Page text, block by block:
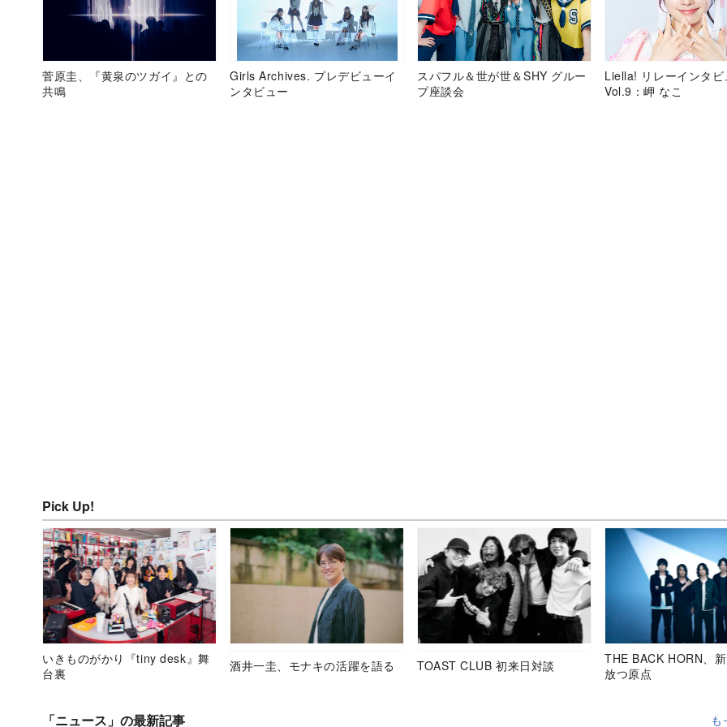
菅原圭、『黄泉のツガイ』との
共鳴
Girls Archives. プレデビューイ
ンタビュー
スパフル＆世が世＆SHY グルー
プ座談会
Liella! リレーインタビ
Vol.9：岬 なこ
Pick Up!
いきものがかり『tiny desk』舞
台裏
酒井一圭、モナキの活躍を語る TOAST CLUB 初来日対談
THE BACK HORN、
放つ原点
「ニュース」の最新記事 も